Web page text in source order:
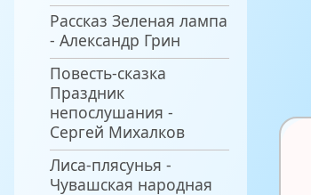
Рассказ Зеленая лампа
- Александр Грин
Повесть-сказка
Праздник
непослушания -
Сергей Михалков
Лиса-плясунья -
Чувашская народная